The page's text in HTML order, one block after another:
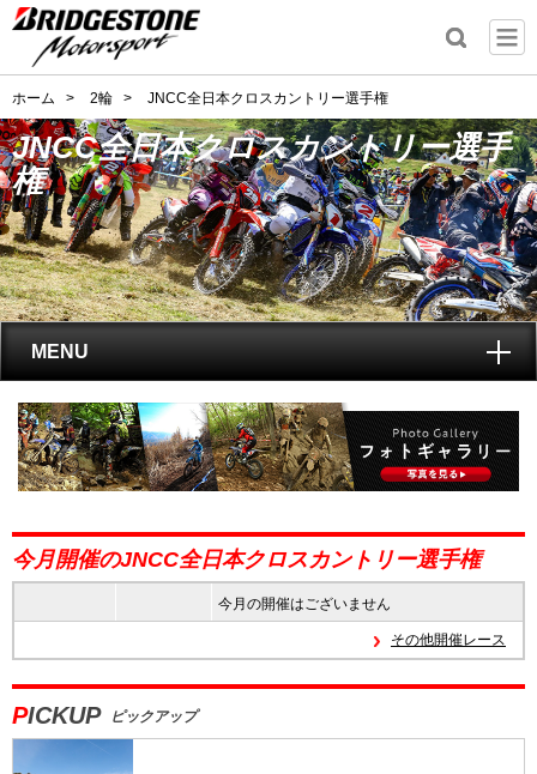
ホーム > 2輪 > JNCC全日本クロスカントリー選手権
JNCC全日本クロスカントリー選手
権
MENU
トップ
レース開催スケジュール
今月開催のJNCC全日本クロスカントリー選手権
その他開催レース
今月の開催はございません
PICKUP ピックアップ